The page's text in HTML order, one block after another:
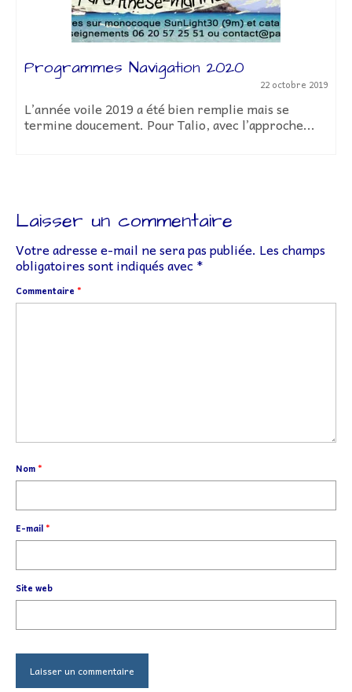
Programmes Navigation 2020
22 octobre 2019
L’année voile 2019 a été bien remplie mais se
termine doucement. Pour Talio, avec l’approche...
Laisser un commentaire
Votre adresse e-mail ne sera pas publiée. Les champs
obligatoires sont indiqués avec *
Commentaire *
Nom*
E-mail*
Site web